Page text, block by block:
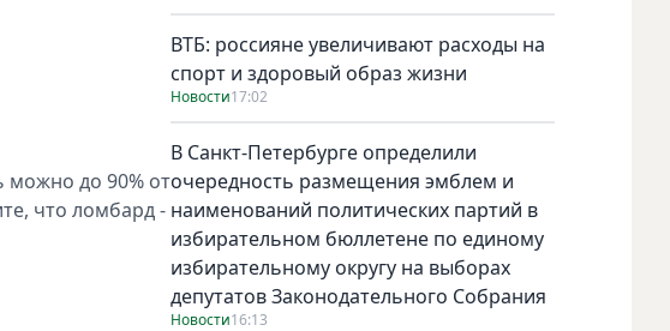
можно до 90% от
что ломбард -
ВТБ: россияне увеличивают расходы на
спорт и здоровый образ жизни
Новости17:02
В Санкт-Петербурге определили
очередность размещения эмблем и
наименований политических партий в
избирательном бюллетене по единому
избирательному округу на выборах
депутатов Законодательного Собрания
Новости16:13